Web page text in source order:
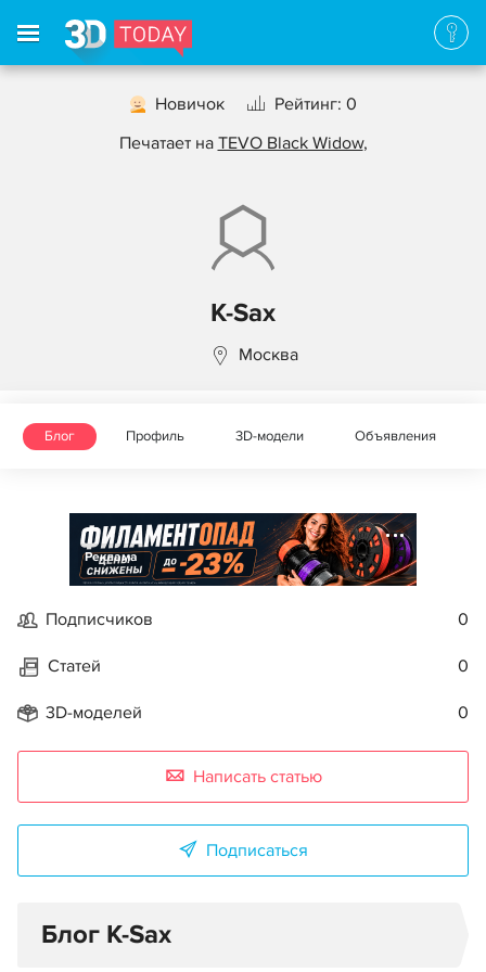
Новичок
Рейтинг: 0
Печатает на TEVO Black Widow,
K-Sax
Москва
Блог Профиль 3D-модели Объявления
Реклама
Подписчиков 0
Статей 0
3D-моделей 0
Написать статью
Подписаться
Блог K-Sax